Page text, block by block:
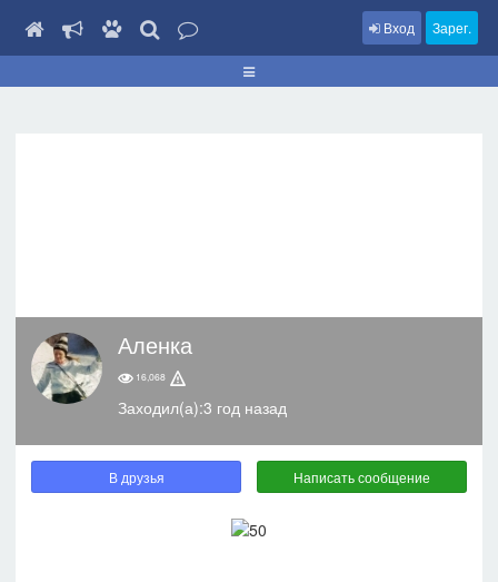
Вход Зарег.
Аленка
16,068
Заходил(а):3 год назад
В друзья Написать сообщение